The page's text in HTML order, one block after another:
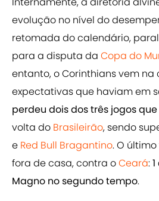
evolução no nível do
retomada do calendário,
para a disputa da Copa do
entanto, o Corinthians vem
expectativas que haviam em
perdeu dois dos três jogos
volta do Brasileirão, sendo
e Red Bull Bragantino. O
fora de casa, contra oCeará:
Magno no segundo tempo.